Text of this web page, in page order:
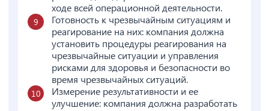
ходе всей операционной деятельности.
Готовность к чрезвычайным ситуациям и
реагирование на них: компания должна
установить процедуры реагирования на
чрезвычайные ситуации и управления
рисками для здоровья и безопасности во
время чрезвычайных ситуаций.
Измерение результативности и ее
улучшение: компания должна разработать